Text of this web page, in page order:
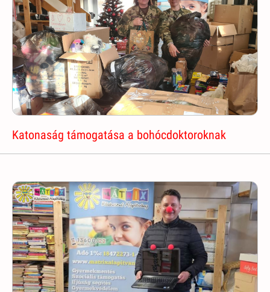
Katonaság támogatása a bohócdoktoroknak